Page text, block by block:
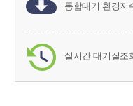
통합대기 환경지
실시간 대기질조